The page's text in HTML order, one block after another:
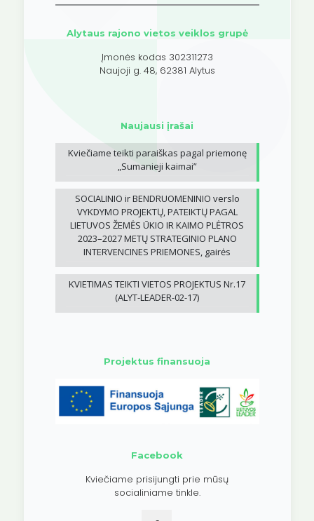
Alytaus rajono vietos veiklos grupė
Įmonės kodas 302311273
Naujoji g. 48, 62381 Alytus
Naujausi įrašai
Kviečiame teikti paraiškas pagal priemonę
„Sumanieji kaimai”
SOCIALINIO ir BENDRUOMENINIO verslo
VYKDYMO PROJEKTŲ, PATEIKTŲ PAGAL
LIETUVOS ŽEMĖS ŪKIO IR KAIMO PLĖTROS
2023–2027 METŲ STRATEGINIO PLANO
INTERVENCINES PRIEMONES, gairės
KVIETIMAS TEIKTI VIETOS PROJEKTUS Nr.17
(ALYT-LEADER-02-17)
Projektus finansuoja
Facebook
Kviečiame prisijungti prie mūsų
socialiniame tinkle.